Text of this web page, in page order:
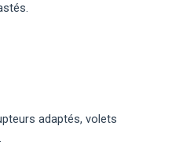
adaptés, volets